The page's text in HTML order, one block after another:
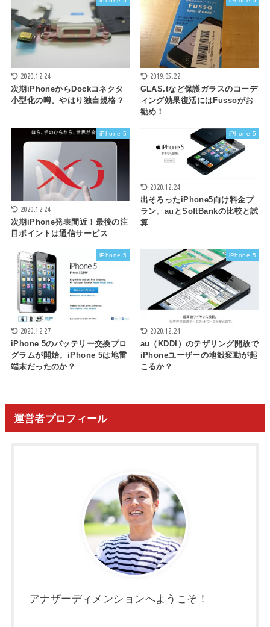
2020.12.24
次期iPhoneからDockコネクタ
小型化の噂。やはり独自規格？
2019.05.22
GLAS.tなど保護ガラスのコーデ
ィング効果復活にはFussoがお
勧め！
iPhone 5
2020.12.24
次期iPhone発表間近！最後の注
目ポイントは通信サービス
iPhone 5
2020.12.24
出そろったiPhone5向け料金プ
ラン。auとSoftBankの比較と試
算
iPhone 5
2020.12.27
iPhone 5のバッテリー交換プロ
グラムが開始。iPhone 5は地雷
端末だったのか？
iPhone 5
2020.12.24
au（KDDI）のテザリング開放で
iPhoneユーザーの地殻変動が起
こるか？
運営者プロフィール
アナザーディメンションへようこそ！